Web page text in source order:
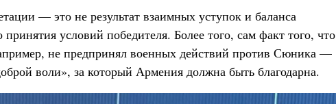
— это не результат взаимных уступок и баланса
принятия условий победителя. Более того, сам факт того, что
не предпринял военных действий против Сюника —
воли», за который Армения должна быть благодарна.